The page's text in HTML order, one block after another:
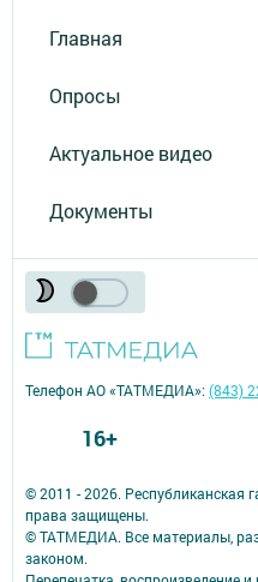
Главная
Опросы
Актуальное видео
Документы
© 2011 - 2026. Республиканская
права защищены.
© ТАТМЕДИА. Все материалы,
законом.
Телефон АО «ТАТМЕДИА»:(843)
16+